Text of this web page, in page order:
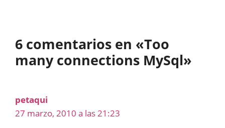
6 comentarios en «Too
many connections MySql»
petaqui
27 marzo, 2010 a las 21:23